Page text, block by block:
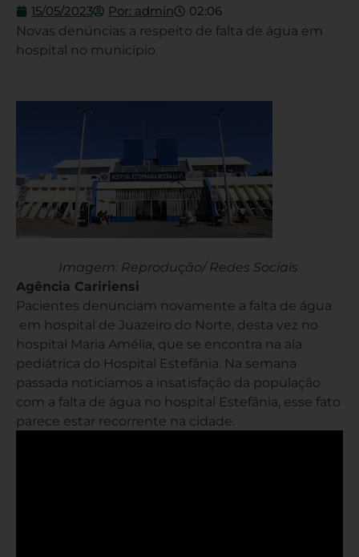
15/05/2023 Por: admin 02:06
Novas denúncias a respeito de falta de água em
hospital no município
Imagem: Reprodução/ Redes Sociais
Agência Caririensi
Pacientes denunciam novamente a falta de água
em hospital de Juazeiro do Norte, desta vez no
hospital Maria Amélia, que se encontra na ala
pediátrica do Hospital Estefânia. Na semana
passada noticiamos a insatisfação da população
com a falta de água no hospital Estefânia, esse fato
parece estar recorrente na cidade.